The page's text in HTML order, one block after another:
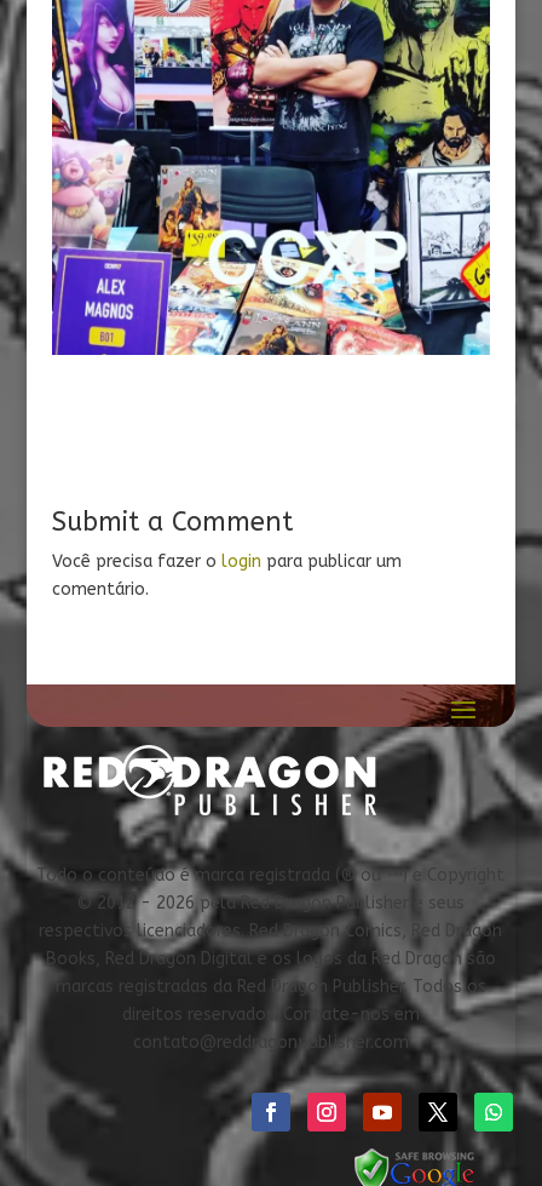
Submit a Comment
Você precisa fazer o login para publicar um
comentário.
Todo o conteúdo é marca registrada (® ou ™) e Copyright
© 2012 - 2026 pela Red Dragon Publisher e seus
respectivos licenciadores. Red Dragon Comics, Red Dragon
Books, Red Dragon Digital e os logos da Red Dragon são
marcas registradas da Red Dragon Publisher. Todos os
direitos reservados. Contate-nos em
contato@reddragonpublisher.com